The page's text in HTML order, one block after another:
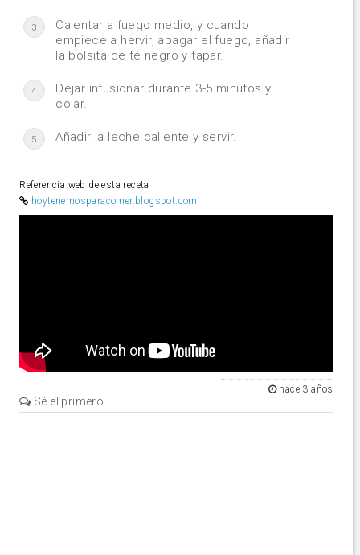
3
Calentar a fuego medio, y cuando
empiece a hervir, apagar el fuego, añadir
la bolsita de té negro y tapar.
4
Dejar infusionar durante 3-5 minutos y
colar.
5 Añadir la leche caliente y servir.
Referencia web de esta receta
hoytenemosparacomer.blogspot.com
hace 3 años
Sé el primero